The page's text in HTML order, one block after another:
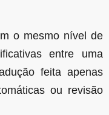
o mesmo nível de
entre uma
feita apenas
ou revisão